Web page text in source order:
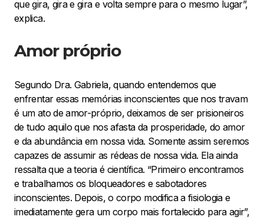
que gira, gira e gira e volta sempre para o mesmo lugar”,
explica.
Amor próprio
Segundo Dra. Gabriela, quando entendemos que
enfrentar essas memórias inconscientes que nos travam
é um ato de amor-próprio, deixamos de ser prisioneiros
de tudo aquilo que nos afasta da prosperidade, do amor
e da abundância em nossa vida. Somente assim seremos
capazes de assumir as rédeas de nossa vida. Ela ainda
ressalta que a teoria é científica. “Primeiro encontramos
e trabalhamos os bloqueadores e sabotadores
inconscientes. Depois, o corpo modifica a fisiologia e
imediatamente gera um corpo mais fortalecido para agir”,